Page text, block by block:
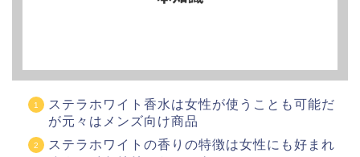
ステラホワイト香水は女性が使うことも可能だ
が元々はメンズ向け商品
ステラホワイトの香りの特徴は女性にも好まれ